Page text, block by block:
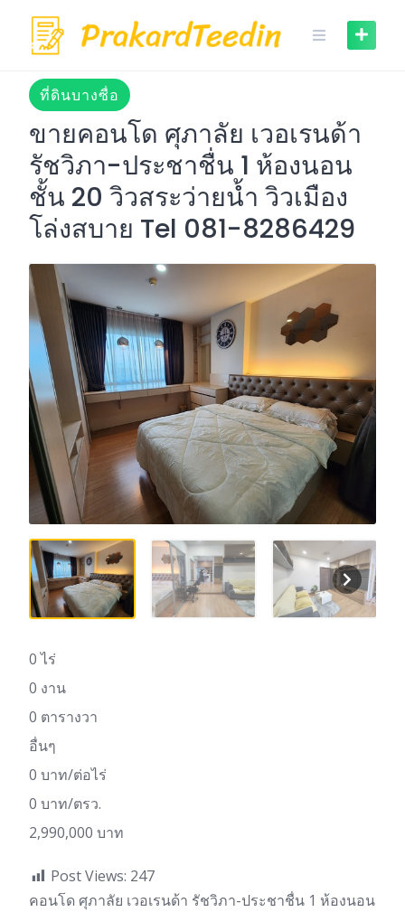
content
ที่ดินบางซื่อ
ขายคอนโด ศุภาลัย เวอเรนด้า
รัชวิภา-ประชาชื่น 1 ห้องนอน
ชั้น 20 วิวสระว่ายน้ำ วิวเมือง
โล่งสบาย Tel 081-8286429
0 ไร่
0 งาน
0 ตารางวา
อื่นๆ
0 บาท/ต่อไร่
0 บาท/ตรว.
2,990,000 บาท
Post Views: 247
คอนโด ศุภาลัย เวอเรนด้า รัชวิภา-ประชาชื่น 1 ห้องนอน